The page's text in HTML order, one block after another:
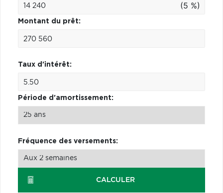
(5 %)
Montant du prêt:
Taux d'intérêt:
Période d'amortissement:
Fréquence des versements:
CALCULER